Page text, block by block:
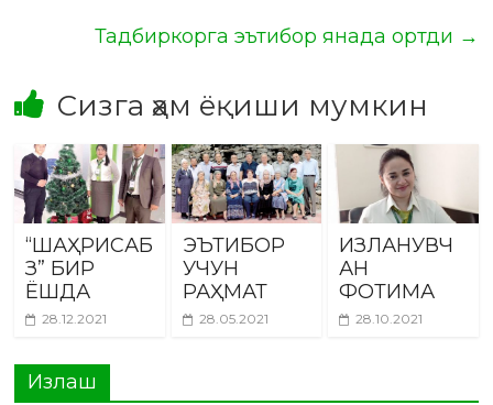
Тадбиркорга эътибор янада ортди →
Сизга ҳам ёқиши мумкин
“ШАҲРИСАБ
З” БИР
ЁШДА
28.12.2021
ЭЪТИБОР
УЧУН
РАҲМАТ
28.05.2021
ИЗЛАНУВЧ
АН
ФОТИМА
28.10.2021
Излаш